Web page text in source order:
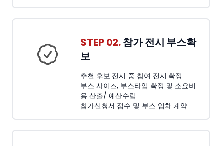
STEP 02.참가 전시 부스확
보
추천 후보 전시 중 참여 전시 확정
부스 사이즈, 부스타입 확정 및 소요비
용 산출/ 예산수립
참가신청서 접수 및 부스 임차 계약